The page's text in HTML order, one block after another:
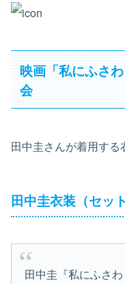
映画「私にふさ
会
田中圭さんが着用する
田中圭衣装（セッ
田中圭『私にふさ